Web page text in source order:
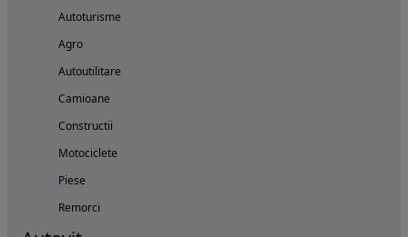
Autoturisme
Agro
Autoutilitare
Camioane
Constructii
Motociclete
Piese
Remorci